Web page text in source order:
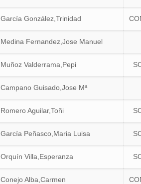
García González,Trinidad
Medina Fernandez,Jose Manuel
Muñoz Valderrama,Pepi
Campano Guisado,Jose Mª
Romero Aguilar,Toñi
García Peñasco,Maria Luisa
Orquín Villa,Esperanza
Conejo Alba,Carmen